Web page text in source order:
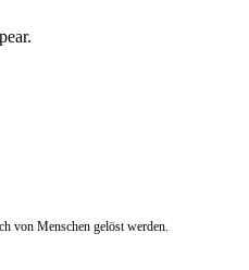
von Menschen gelöst werden.